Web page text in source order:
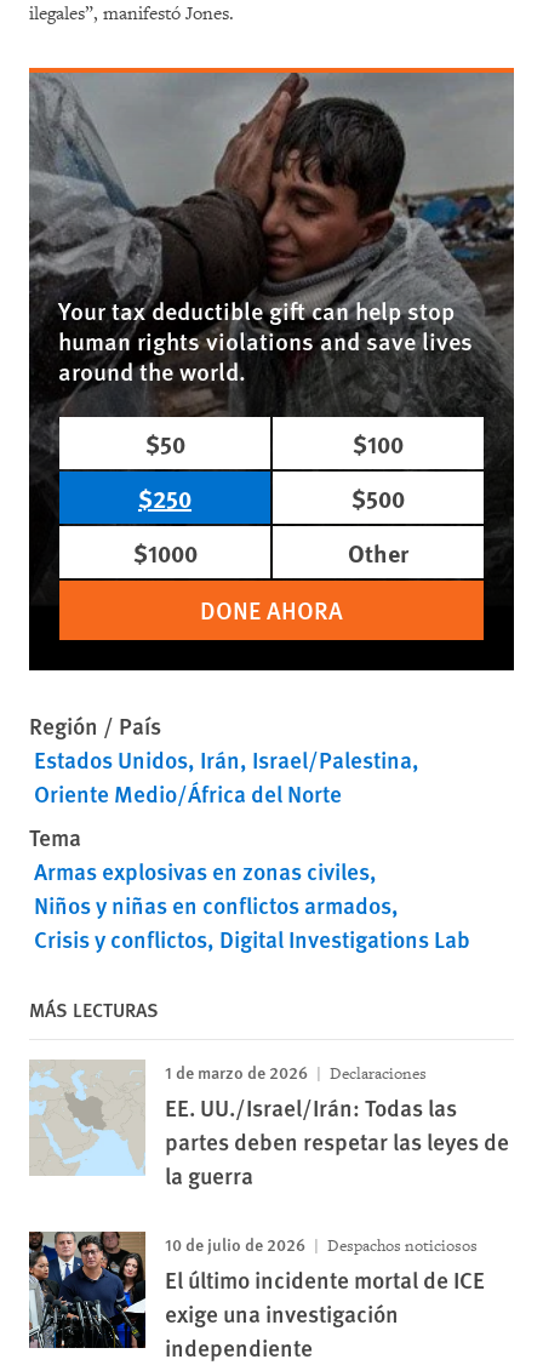
ilegales”, manifestó Jones.
Your tax deductible gift can help stop
human rights violations and save lives
around the world.
$50
$100
$250
$500
$1000
Other
DONE AHORA
Región / País
Estados Unidos Irán Israel/Palestina
Oriente Medio/África del Norte
Tema
Armas explosivas en zonas civiles
Niños y niñas en conflictos armados
Crisis y conflictos Digital Investigations Lab
MÁS LECTURAS
1 de marzo de 2026 Declaraciones
EE. UU./Israel/Irán: Todas las
partes deben respetar las leyes de
la guerra
10 de julio de 2026 Despachos noticiosos
El último incidente mortal de ICE
exige una investigación
independiente